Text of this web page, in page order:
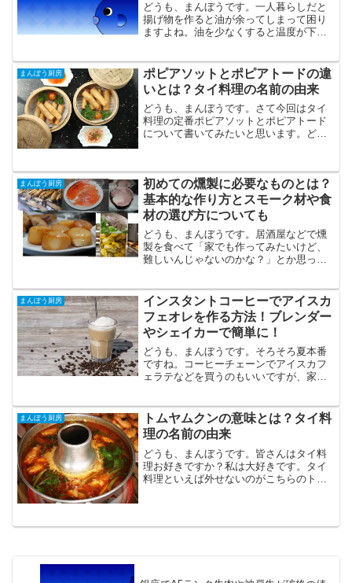
どうも、まんぼうです。一人暮らしだと
揚げ物を作ると油が余ってしまって困り
ますよね。油を少なくすると温度が下が
い。お惣菜の揚げ物を買ってきたとして
も家に帰ったら冷めています...
まんぼう厨房
ポピアソットとポピアトードの違
いとは？タイ料理の名前の由来
どうも、まんぼうです。さて今回はタイ
料理の定番ポピアソットとポピアトード
について書いてみたいと思います。どち
ね。スポンサードリンクポピアソットと
ポピアトードこの2つは端的...
まんぼう厨房
初めての燻製に必要なものとは？
基本的な作り方とスモーク材や食
材の選び方についても
どうも、まんぼうです。居酒屋などで燻
製を食べて「家でも作ってみたいけど、
難しいんじゃないのかな？」とか思った
りも簡単です。そんなわけで燻製おじさ
んともいわれる私が、燻製...
まんぼう厨房
インスタントコーヒーでアイスカ
フェオレを作る方法！ブレンダー
やシェイカーで簡単に！
どうも、まんぼうです。そろそろ夏本番
ですね。コーヒーチェーンでアイスカフ
ェラテなどを買うのもいいですが、家で
たいですね。というわけで今回は自宅で
簡単にできるインスタント...
まんぼう厨房
トムヤムクンの意味とは？タイ料
理の名前の由来
どうも、まんぼうです。皆さんはタイ料
理お好きですか？私は大好きです。タイ
料理といえば外せないのがこちらのトム
名前の由来について調べて...